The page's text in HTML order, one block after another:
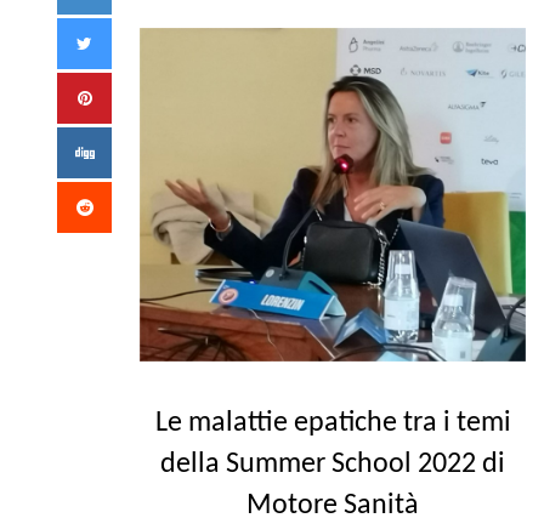
Le malattie epatiche tra i temi
della Summer School 2022 di
Motore Sanità